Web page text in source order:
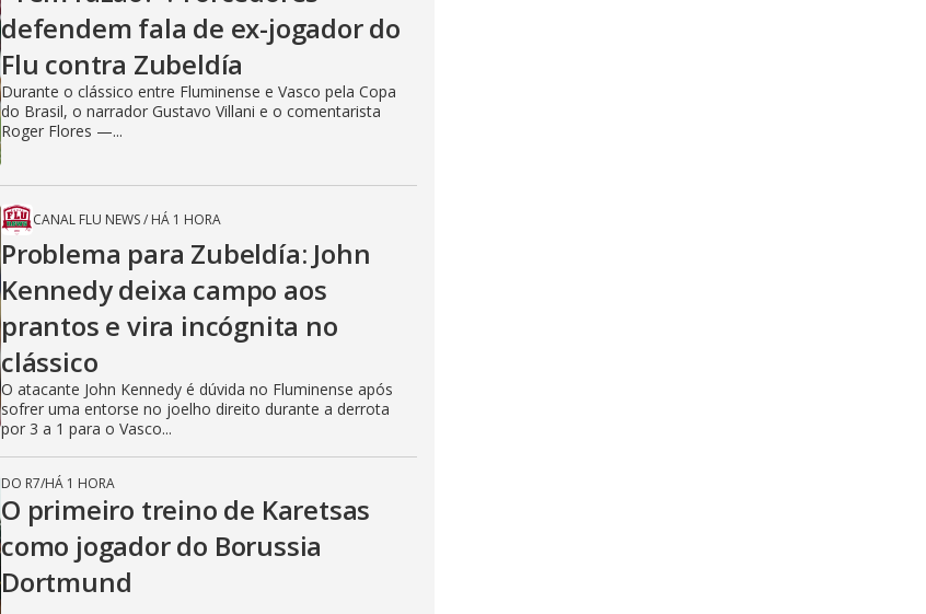
defendem fala de ex-jogador do
Flu contra Zubeldía
Durante o clássico entre Fluminense e Vasco pela Copa
do Brasil, o narrador Gustavo Villani e o comentarista
Roger Flores —...
CANAL FLU NEWS/ HÁ 1 HORA
Problema para Zubeldía: John
Kennedy deixa campo aos
prantos e vira incógnita no
clássico
O atacante John Kennedy é dúvida no Fluminense após
sofrer uma entorse no joelho direito durante a derrota
por 3 a 1 para o Vasco...
DO R7/HÁ 1 HORA
O primeiro treino de Karetsas
como jogador do Borussia
Dortmund